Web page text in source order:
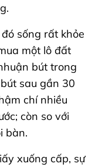
sống rất khỏe
một lô đất
bút trong
sau gần 30
chí nhiều
còn so với
bàn.
xuống cấp, sự